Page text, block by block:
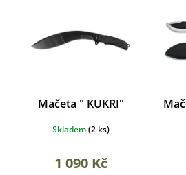
Mačeta " KUKRI"
Skladem(2 ks)
1 090 Kč